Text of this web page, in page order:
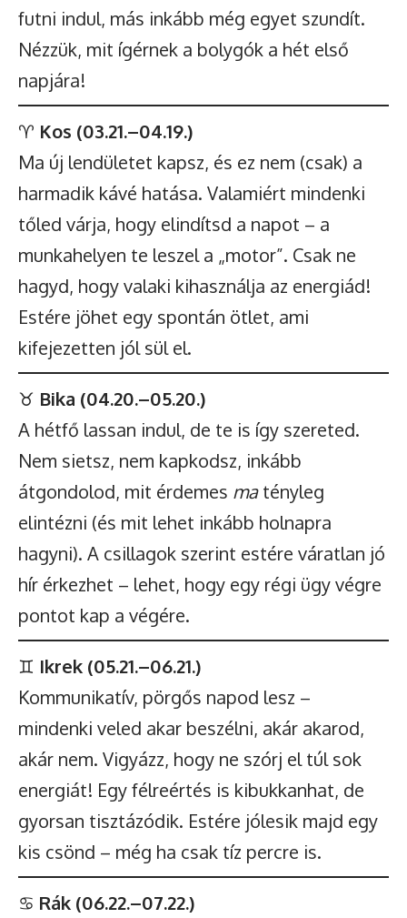
futni indul, más inkább még egyet szundít.
Nézzük, mit ígérnek a bolygók a hét első
napjára!
♈ Kos (03.21.–04.19.)
Ma új lendületet kapsz, és ez nem (csak) a
harmadik kávé hatása. Valamiért mindenki
tőled várja, hogy elindítsd a napot – a
munkahelyen te leszel a „motor”. Csak ne
hagyd, hogy valaki kihasználja az energiád!
Estére jöhet egy spontán ötlet, ami
kifejezetten jól sül el.
♉ Bika (04.20.–05.20.)
A hétfő lassan indul, de te is így szereted.
Nem sietsz, nem kapkodsz, inkább
átgondolod, mit érdemes matényleg
elintézni (és mit lehet inkább holnapra
hagyni). A csillagok szerint estére váratlan jó
hír érkezhet – lehet, hogy egy régi ügy végre
pontot kap a végére.
♊ Ikrek (05.21.–06.21.)
Kommunikatív, pörgős napod lesz –
mindenki veled akar beszélni, akár akarod,
akár nem. Vigyázz, hogy ne szórj el túl sok
energiát! Egy félreértés is kibukkanhat, de
gyorsan tisztázódik. Estére jólesik majd egy
kis csönd – még ha csak tíz percre is.
♋ Rák (06.22.–07.22.)